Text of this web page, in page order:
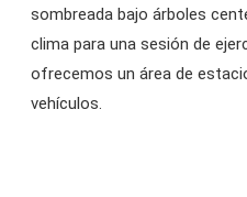
sombreada bajo árboles
clima para una sesión de
ofrecemos un área de
vehículos.